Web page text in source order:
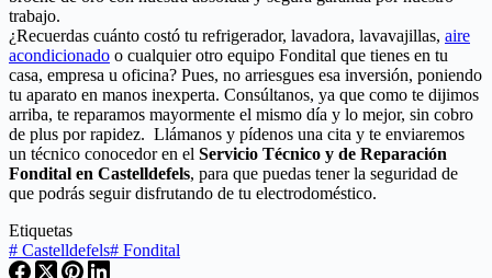
trabajo.
¿Recuerdas cuánto costó tu refrigerador, lavadora, lavavajillas, aire
acondicionado o cualquier otro equipo Fondital que tienes en tu
casa, empresa u oficina? Pues, no arriesgues esa inversión, poniendo
tu aparato en manos inexperta. Consúltanos, ya que como te dijimos
arriba, te reparamos mayormente el mismo día y lo mejor, sin cobro
de plus por rapidez. Llámanos y pídenos una cita y te enviaremos
un técnico conocedor en el Servicio Técnico y de Reparación
Fondital en Castelldefels, para que puedas tener la seguridad de
que podrás seguir disfrutando de tu electrodoméstico.
Etiquetas
# Castelldefels# Fondital